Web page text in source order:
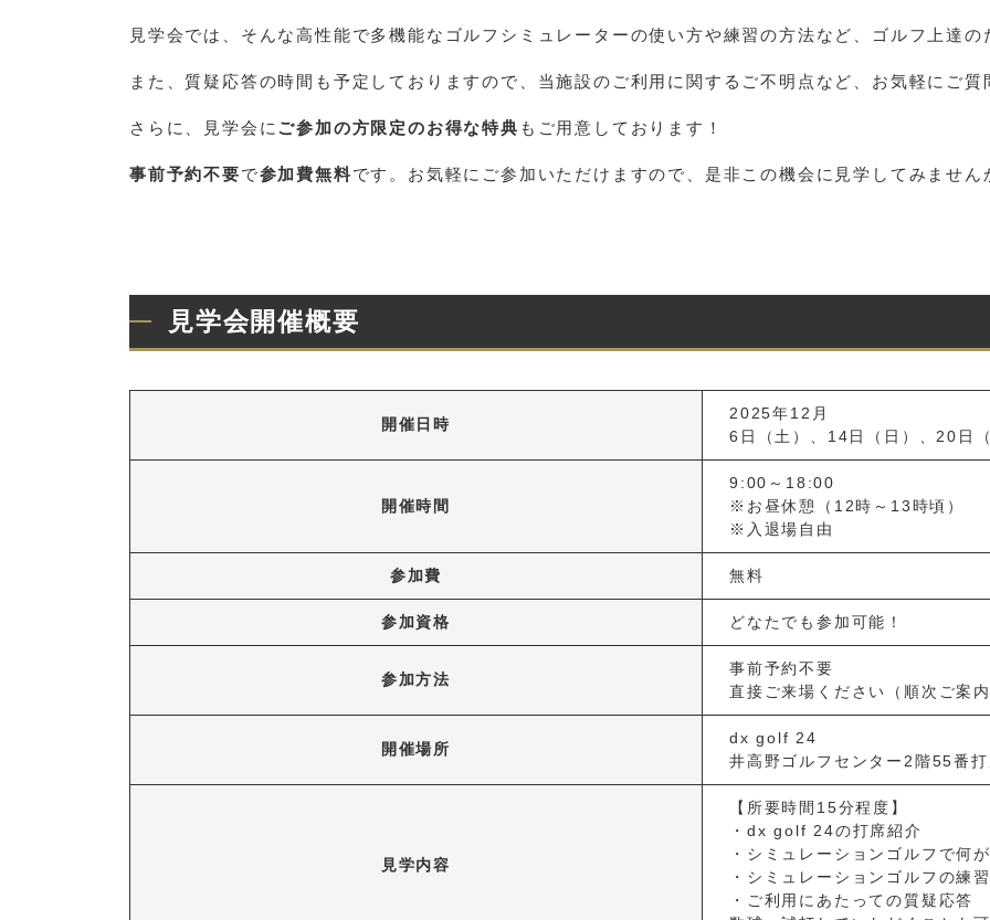
見学会では、そんな高性能で多機能なゴルフシミュレーターの使い方や練習の方法など、ゴルフ上達
また、質疑応答の時間も予定しておりますので、当施設のご利用に関するご不明点など、お気軽にご質
さらに、見学会に ご参加の方限定のお得な特典 もご用意しております！
事前予約不要で参加費無料です。お気軽にご参加いただけますので、是非この機会に見学してみません
見学会開催概要
開催日時
2025年12月
6日（土）、14日（日）、20日
開催時間
9:00～18:00
※お昼休憩（12時～13時頃）
※入退場自由
参加費 無料
参加資格 どなたでも参加可能！
参加方法
事前予約不要
直接ご来場ください（順次ご案
開催場所
dx golf 24
井高野ゴルフセンター2階55番
見学内容
【所要時間15分程度】
・dx golf 24の打席紹介
・シミュレーションゴルフで何
・シミュレーションゴルフの練
・ご利用にあたっての質疑応答